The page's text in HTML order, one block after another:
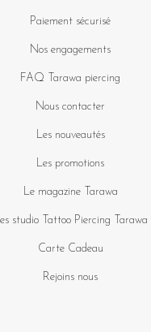
Paiement sécurisé
Nos engagements
FAQ Tarawa piercing
Nous contacter
Les nouveautés
Les promotions
Le magazine Tarawa
studio Tattoo Piercing Tarawa
Carte Cadeau
Rejoins nous